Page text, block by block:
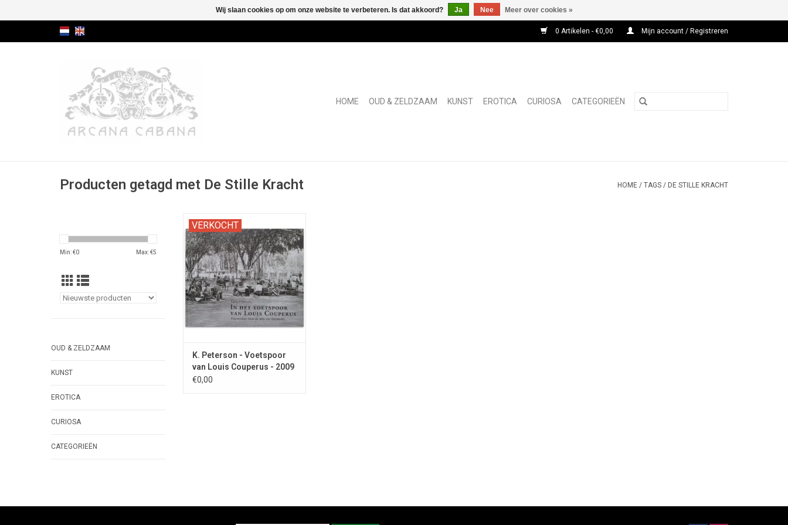
0 Artikelen - €0,00 Mijn account / Registreren
HOME OUD & ZELDZAAM KUNST EROTICA CURIOSA CATEGORIEËN
Producten getagd met De Stille Kracht HOME / TAGS / DE STILLE KRACHT
Min: €0 Max: €5
OUD & ZELDZAAM
KUNST
EROTICA
CURIOSA
CATEGORIEËN
VERKOCHT
"Pasoeroean door de lens van
Salzwedel".
K. Peterson - Voetspoor
van Louis Couperus - 2009
€0,00
Wij slaan cookies op om onze website te verbeteren. Is dat akkoord? Ja Nee Meer over cookies »